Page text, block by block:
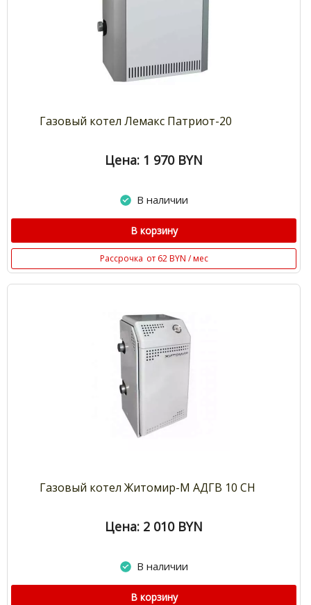
Газовый котел Лемакс Патриот-20
Цена: 1 970 BYN
В наличии
В корзину
Рассрочка от 62 BYN / мес
Газовый котел Житомир-М АДГВ 10 СН
Цена: 2 010 BYN
В наличии
В корзину